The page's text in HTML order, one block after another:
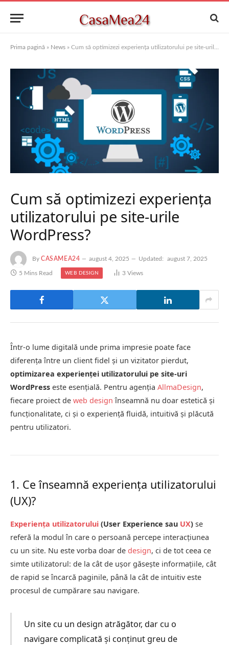
Prima pagină » News » Cum să optimizezi experiența utilizatorului pe site-urile WordPress?
Cum să optimizezi experiența
utilizatorului pe site-urile
WordPress?
By CASAMEA24 august 4, 2025 Updated: august 7, 2025
5 Mins Read WEB DESIGN 3 Views
Într-o lume digitală unde prima impresie poate face
diferența între un client fidel și un vizitator pierdut,
optimizarea experienței utilizatorului pe site-uri
WordPress este esențială. Pentru agenția AllmaDesign,
fiecare proiect de web design înseamnă nu doar estetică și
funcționalitate, ci și o experiență fluidă, intuitivă și plăcută
pentru utilizatori.
1. Ce înseamnă experiența utilizatorului
(UX)?
Experiența utilizatorului (User Experience sau UX) se
referă la modul în care o persoană percepe interacțiunea
cu un site. Nu este vorba doar de design, ci de tot ceea ce
simte utilizatorul: de la cât de ușor găsește informațiile, cât
de rapid se încarcă paginile, până la cât de intuitiv este
procesul de cumpărare sau navigare.
Un site cu un design atrăgător, dar cu o
navigare complicată și conținut greu de